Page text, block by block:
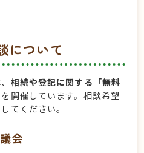
について
相続や登記に関する「無料
を開催しています。相談希望
てください。
会